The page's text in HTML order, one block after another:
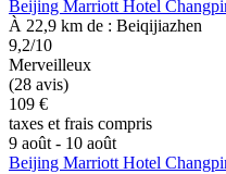
Beijing Marriott Hotel
À 22,9 km de : Beiqijiazhen
9,2/10
Merveilleux
(28 avis)
109 €
taxes et frais compris
9 août - 10 août
Beijing Marriott Hotel